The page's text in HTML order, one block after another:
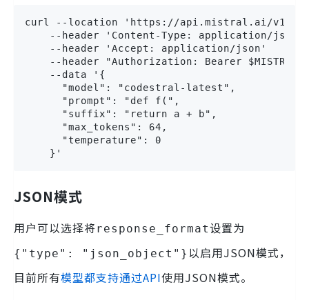
curl --location 'https://api.mistral.ai/v1/
    --header 'Content-Type: application/json'
    --header 'Accept: application/json'
--header "Authorization: Bearer
    --data '{
      "model": "codestral-latest",
      "prompt": "def f(",
      "suffix": "return a + b",
      "max_tokens": 64,
      "temperature": 0
    }'
JSON模式
用户可以选择将 response_format设置为
{"type": "json_object"} 以启用JSON模式，
目前所有模型都支持通过API使用JSON模式。